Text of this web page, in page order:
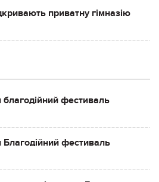
приватну гімназію
благодійний фестиваль
Благодійний фестиваль